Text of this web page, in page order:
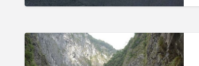
島
遊.2
天
1
接
最
佳
選
專
業